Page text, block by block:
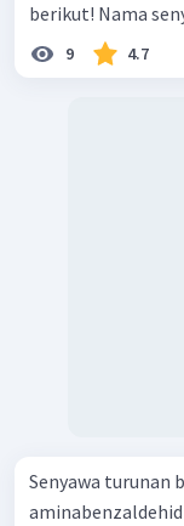
berikut!
9 4.7
Senyawa turunan